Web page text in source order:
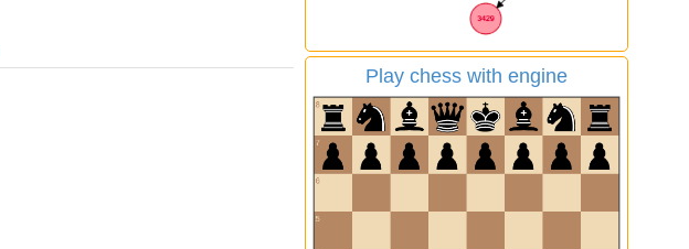
Play chess with engine